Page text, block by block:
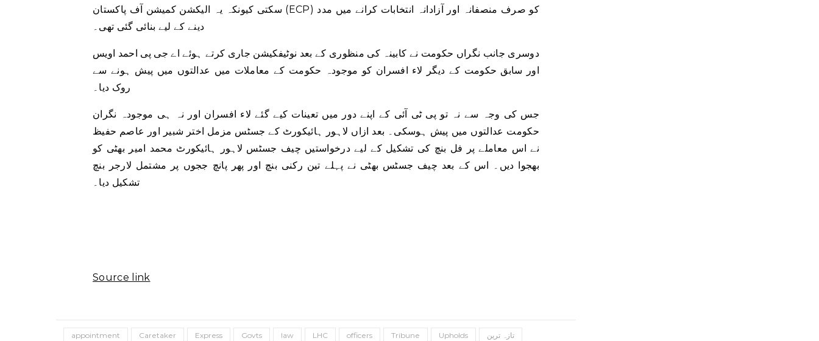
سکتی کیونکہ یہ الیکشن کمیشن آف پاکستان (ECP) کو صرف منصفانہ اور آزادانہ انتخابات کرانے میں مدد
دینے کے لیے بنائی گئی تھی۔
دوسری جانب نگراں حکومت نے کابینہ کی منظوری کے بعد نوٹیفکیشن جاری کرتے ہوئے اے جی پی احمد اویس
اور سابق حکومت کے دیگر لاء افسران کو موجودہ حکومت کے معاملات میں عدالتوں میں پیش ہونے سے
روک دیا۔
جس کی وجہ سے نہ تو پی ٹی آئی کے اپنے دور میں تعینات کیے گئے لاء افسران اور نہ ہی موجودہ نگران
حکومت عدالتوں میں پیش ہوسکی۔ بعد ازاں لاہور ہائیکورٹ کے جسٹس مزمل اختر شبیر اور عاصم حفیظ
نے اس معاملے پر فل بنچ کی تشکیل کے لیے درخواستیں چیف جسٹس لاہور ہائیکورٹ محمد امیر بھٹی کو
بھجوا دیں۔ اس کے بعد چیف جسٹس بھٹی نے پہلے تین رکنی بنچ اور پھر پانچ ججوں پر مشتمل لارجر بنچ
تشکیل دیا۔
Source link
appointment Caretaker Express Govts law LHC officers Tribune Upholds تازہ ترین